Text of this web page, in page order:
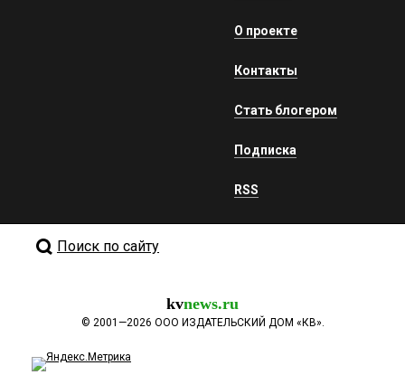
О проекте
Контакты
Стать блогером
Подписка
RSS
Поиск по сайту
kvnews.ru
© 2001—2026 ООО ИЗДАТЕЛЬСКИЙ ДОМ «КВ».